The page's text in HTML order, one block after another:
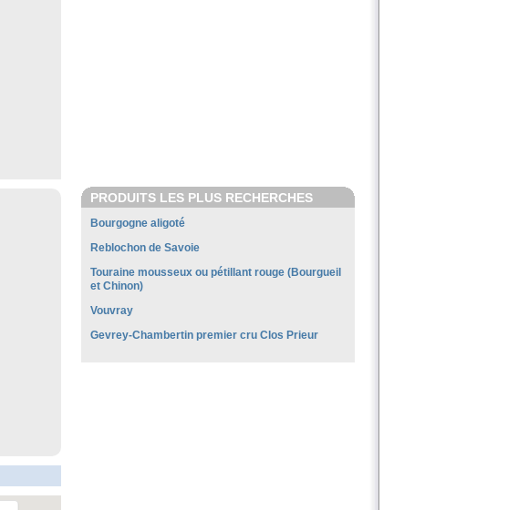
PRODUITS LES PLUS RECHERCHES
Bourgogne aligoté
Reblochon de Savoie
Touraine mousseux ou pétillant rouge (Bourgueil
et Chinon)
Vouvray
Gevrey-Chambertin premier cru Clos Prieur